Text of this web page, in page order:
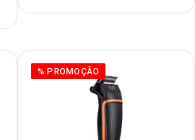
% PROMOÇÃO